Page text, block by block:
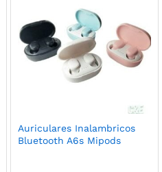
Auriculares Inalambricos
Bluetooth A6s Mipods